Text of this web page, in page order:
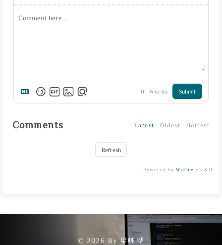
0 Words Submit
Comments Latest Oldest Hottest
Refresh
Powered byWaline v3.8.0
© 2026 By 梁栋烨